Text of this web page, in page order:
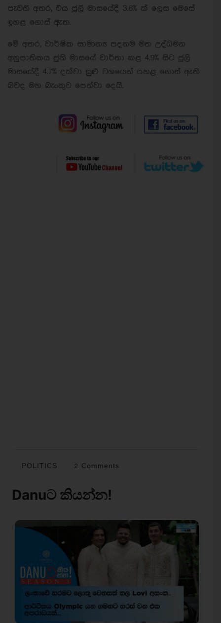
පැවති අතර, එය ජූලි මාසයේදී 3.6% ක් ලෙස මෙසේ
ඉහළ ගොස් ඇත.
මේ අතර, වාර්ෂික සාමාන්‍ය පදනම මත උද්ධමන
අනුපාතිකය ජුනි මාසයේ වාර්තා කළ 4.9% සිට ජූලි
මාසයේදී 4.7% දක්වා සුළු වශයෙන් පහළ ගොස් ඇති
බවද මහ බැංකුව පෙන්වා දෙයි.
POLITICS 2 Comments